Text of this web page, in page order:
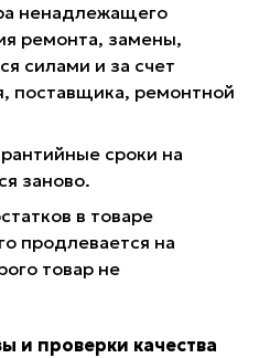
ненадлежащего
ремонта, замены,
силами и за счет
поставщика, ремонтной
сроки на
заново.
в товаре
продлевается на
товар не
и проверки качества